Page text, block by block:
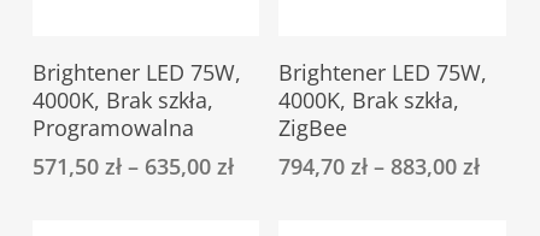
Select Options
produkt
ma
wiele
wariantów.
Brightener LED 75W,
4000K, Brak szkła,
Programowalna
571,50 zł– 635,00 zł
Select Options
produkt
ma
wiele
wariantów.
Brightener LED 75W,
4000K, Brak szkła,
ZigBee
794,70zł –883,00zł